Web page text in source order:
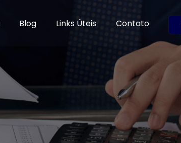
Blog Links Úteis Contato